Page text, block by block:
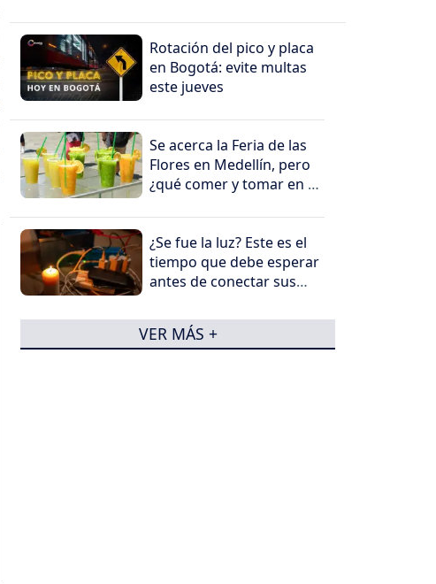
Rotación del pico y placa
en Bogotá: evite multas
este jueves
Se acerca la Feria de las
Flores en Medellín, pero
¿qué comer y tomar en el
¿Se fue la luz? Este es el
tiempo que debe esperar
antes de conectar sus
VER MÁS +